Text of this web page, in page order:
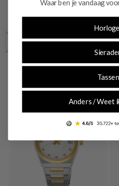
Waar ben je vandaag
Tassen
Anders / Weet